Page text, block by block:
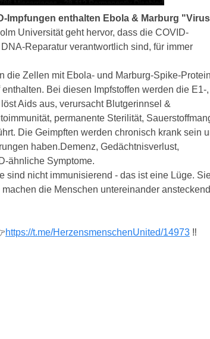
Impfungen enthalten Ebola & Marburg
Universität geht hervor, dass die COVID-
Reparatur verantwortlich sind, für immer
die Zellen mit Ebola- und Marburg-Spike-
Bei diesen Impfstoffen werden die E1-
Aids aus, verursacht Blutgerinnsel &
permanente Sterilität,
Die Geimpften werden chronisch krank sein
haben.Demenz, Gedächtnisverlust,
ähnliche Symptome.
sind nicht immunisierend - das ist eine Lüge.
die Menschen untereinander
https://t.me/HerzensmenschenUnited/14973 ‼️